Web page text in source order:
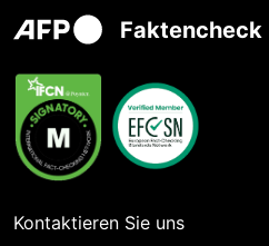
Faktencheck
Kontaktieren Sie uns